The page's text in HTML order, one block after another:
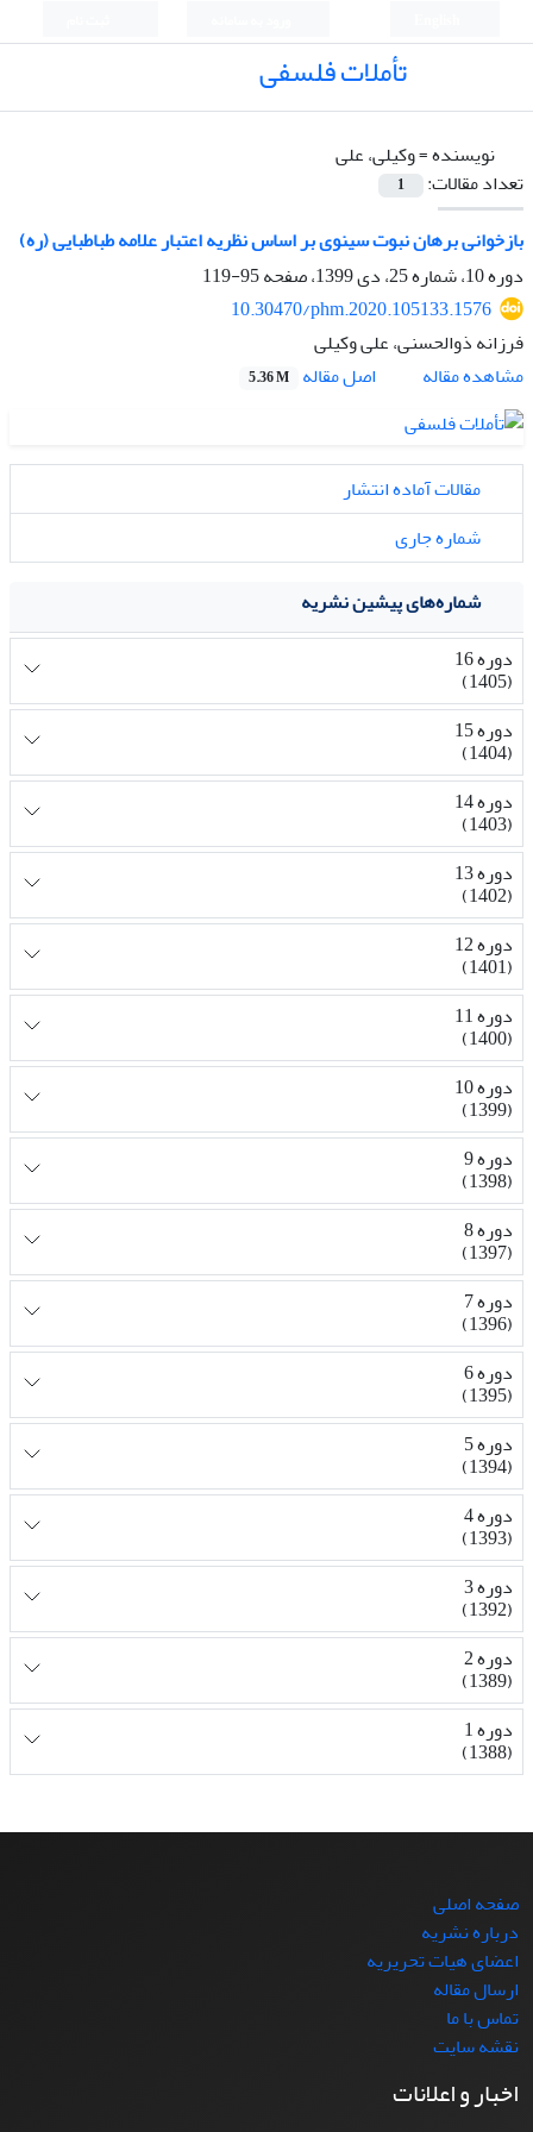
تأملات فلسفی
نویسنده =وکیلی، علی
تعداد مقالات:
1
بازخوانی برهان نبوت سینوی بر اساس نظریه اعتبار علامه طباطبایی (ره)
دوره 10، شماره 25، دی 1399، صفحه
95-119
10.30470/phm.2020.105133.1576
فرزانه ذوالحسنی، علی وکیلی
مشاهده مقاله
اصل مقاله 5.36 M
مقالات آماده انتشار
شماره جاری
شماره‌های پیشین نشریه
دوره 16
(1405)
دوره 15
(1404)
دوره 14
(1403)
دوره 13
(1402)
دوره 12
(1401)
دوره 11
(1400)
دوره 10
(1399)
دوره 9
(1398)
دوره 8
(1397)
دوره 7
(1396)
دوره 6
(1395)
دوره 5
(1394)
دوره 4
(1393)
دوره 3
(1392)
دوره 2
(1389)
دوره 1
(1388)
صفحه اصلی
درباره نشریه
اعضای هیات تحریریه
ارسال مقاله
تماس با ما
نقشه سایت
اخبار و اعلانات